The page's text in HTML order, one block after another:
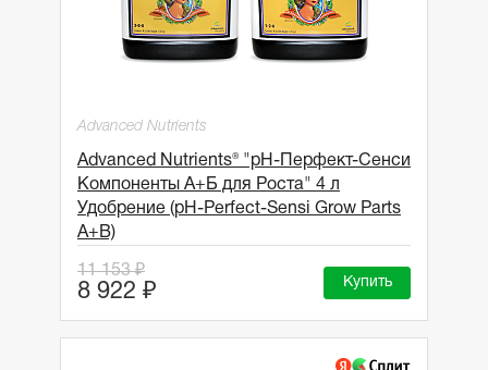
Advanced Nutrients
Advanced Nutrients® "рН-Перфект-Сенси
Компоненты А+Б для Роста" 4 л
Удобрение (pH-Perfect-Sensi Grow Parts
A+B)
11 153 ₽
8 922 ₽ Купить